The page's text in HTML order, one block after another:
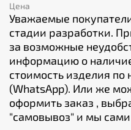
Цена
Уважаемые
стадии разработки.
за возможные
информацию о
стоимость изделия
(WhatsApp). Или же
оформить заказ ,
"cамовывоз" и мы